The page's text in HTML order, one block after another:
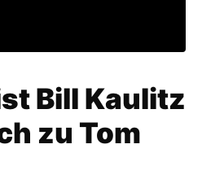
Bill Kaulitz
zu Tom